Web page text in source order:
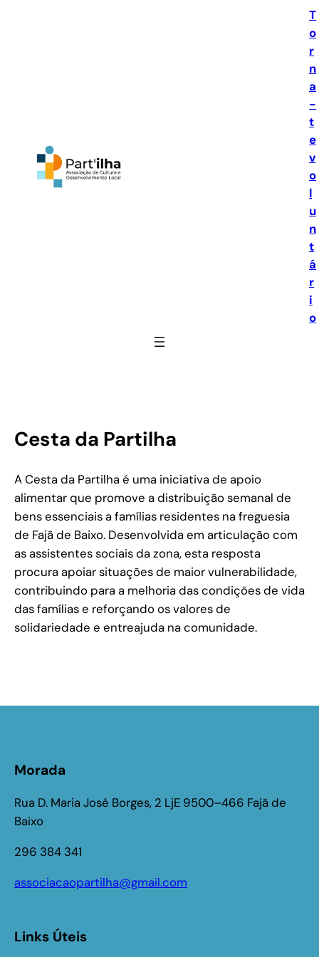
T
o
r
n
a
-
t
e
v
o
l
u
n
t
á
r
i
o
Cesta da Partilha
A Cesta da Partilha é uma iniciativa de apoio
alimentar que promove a distribuição semanal de
bens essenciais a famílias residentes na freguesia
de Fajã de Baixo. Desenvolvida em articulação com
as assistentes sociais da zona, esta resposta
procura apoiar situações de maior vulnerabilidade,
contribuindo para a melhoria das condições de vida
das famílias e reforçando os valores de
solidariedade e entreajuda na comunidade.
Morada
Rua D. Maria José Borges, 2 LjE 9500–466 Fajã de
Baixo
296 384 341
associacaopartilha@gmail.com
Links Úteis